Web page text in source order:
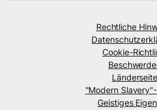
Rechtliche
Cookie-
Länderseite
"Modern
Geistiges